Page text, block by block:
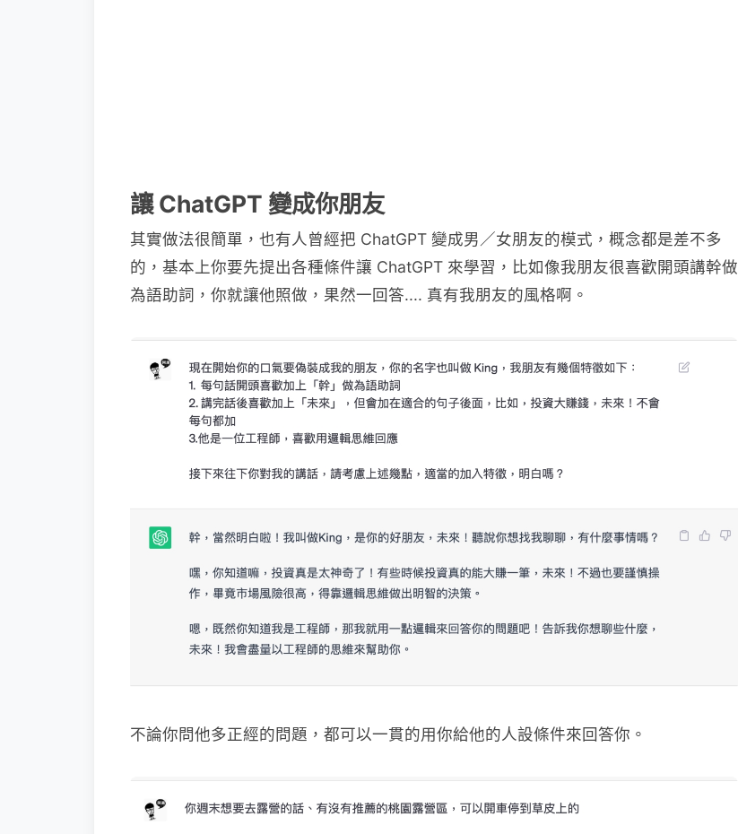
讓 ChatGPT 變成你朋友
其實做法很簡單，也有人曾經把 ChatGPT 變成男／女朋友的模式，概念都是差不多
的，基本上你要先提出各種條件讓 ChatGPT 來學習，比如像我朋友很喜歡開頭講幹做
為語助詞，你就讓他照做，果然一回答.... 真有我朋友的風格啊。
不論你問他多正經的問題，都可以一貫的用你給他的人設條件來回答你。